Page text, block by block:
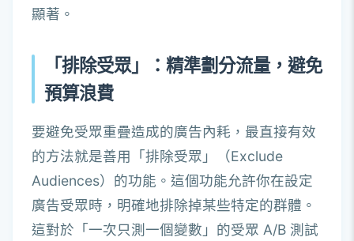
顯著。
「排除受眾」：精準劃分流量，避免
預算浪費
要避免受眾重疊造成的廣告內耗，最直接有效
的方法就是善用「排除受眾」（Exclude
Audiences）的功能。這個功能允許你在設定
廣告受眾時，明確地排除掉某些特定的群體。
這對於「一次只測一個變數」的受眾 A/B 測試